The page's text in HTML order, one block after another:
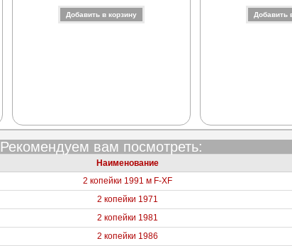
Рекомендуем вам посмотреть:
Наименование
2 копейки 1991 м F-XF
2 копейки 1971
2 копейки 1981
2 копейки 1986